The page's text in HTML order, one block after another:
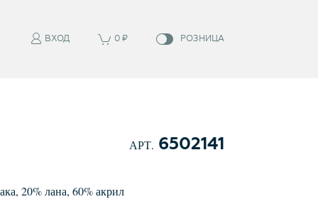
ВХОД 0 ₽ РОЗНИЦА
АРТ. 6502141
, 20%лана, 60%акрил